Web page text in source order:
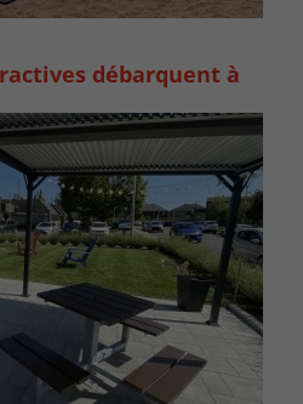
débarquent à